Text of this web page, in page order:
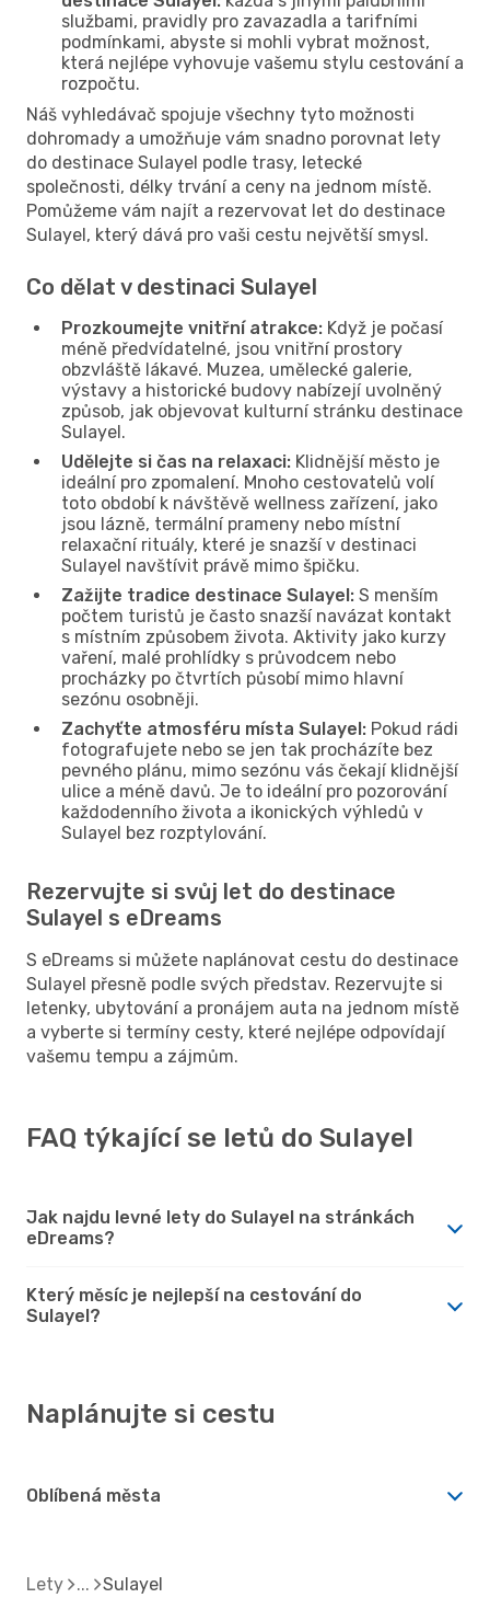
službami, pravidly pro zavazadla a tarifními
podmínkami, abyste si mohli vybrat možnost,
která nejlépe vyhovuje vašemu stylu cestování a
rozpočtu.
Náš vyhledávač spojuje všechny tyto možnosti
dohromady a umožňuje vám snadno porovnat lety
do destinace Sulayel podle trasy, letecké
společnosti, délky trvání a ceny na jednom místě.
Pomůžeme vám najít a rezervovat let do destinace
Sulayel, který dává pro vaši cestu největší smysl.
Co dělat v destinaci Sulayel
Prozkoumejte vnitřní atrakce: Když je počasí
méně předvídatelné, jsou vnitřní prostory
obzvláště lákavé. Muzea, umělecké galerie,
výstavy a historické budovy nabízejí uvolněný
způsob, jak objevovat kulturní stránku destinace
Sulayel.
Udělejte si čas na relaxaci: Klidnější město je
ideální pro zpomalení. Mnoho cestovatelů volí
toto období k návštěvě wellness zařízení, jako
jsou lázně, termální prameny nebo místní
relaxační rituály, které je snazší v destinaci
Sulayel navštívit právě mimo špičku.
Zažijte tradice destinace Sulayel: S menším
počtem turistů je často snazší navázat kontakt
s místním způsobem života. Aktivity jako kurzy
vaření, malé prohlídky s průvodcem nebo
procházky po čtvrtích působí mimo hlavní
sezónu osobněji.
Zachyťte atmosféru místa Sulayel: Pokud rádi
fotografujete nebo se jen tak procházíte bez
pevného plánu, mimo sezónu vás čekají klidnější
ulice a méně davů. Je to ideální pro pozorování
každodenního života a ikonických výhledů v
Sulayel bez rozptylování.
Rezervujte si svůj let do destinace
Sulayel s eDreams
S eDreams si můžete naplánovat cestu do destinace
Sulayel přesně podle svých představ. Rezervujte si
letenky, ubytování a pronájem auta na jednom místě
a vyberte si termíny cesty, které nejlépe odpovídají
vašemu tempu a zájmům.
FAQ týkající se letů do Sulayel
Jak najdu levné lety do Sulayel na stránkách
eDreams?
Který měsíc je nejlepší na cestování do
Sulayel?
Naplánujte si cestu
Oblíbená města
Lety Sulayel